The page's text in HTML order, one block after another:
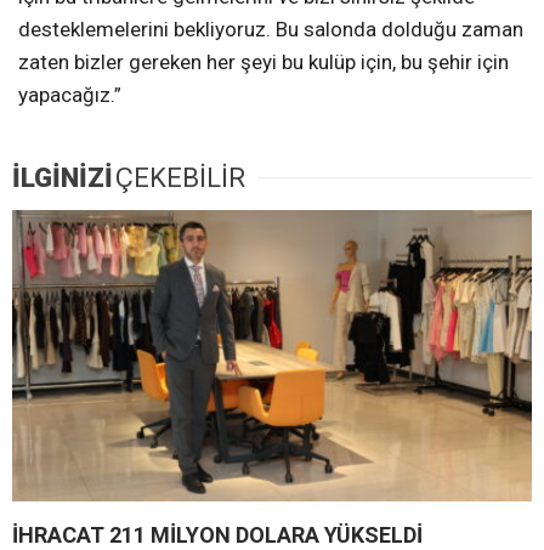
desteklemelerini bekliyoruz. Bu salonda dolduğu zaman
zaten bizler gereken her şeyi bu kulüp için, bu şehir için
yapacağız.”
İLGİNİZİÇEKEBİLİR
İHRACAT 211 MİLYON DOLARA YÜKSELDİ